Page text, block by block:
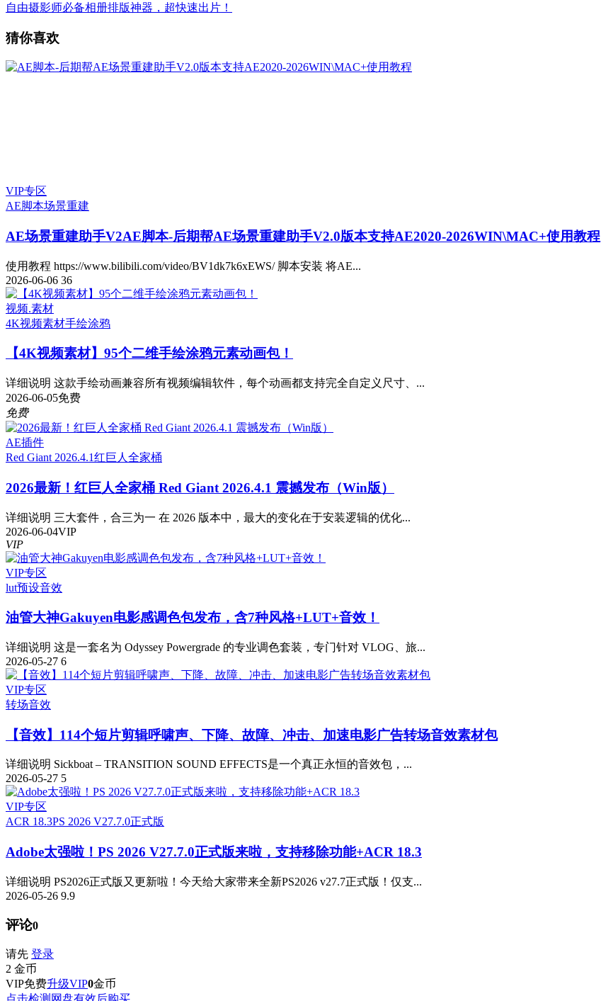
自由摄影师必备相册排版神器，超快速出片！
猜你喜欢
VIP专区
AE脚本场景重建
AE场景重建助手V2AE脚本-后期帮AE场景重建助手V2.0版本支持AE2020-2026WIN\MAC+使用教程
使用教程 https://www.bilibili.com/video/BV1dk7k6xEWS/ 脚本安装 将AE...
2026-06-06 36
视频.素材
4K视频素材手绘涂鸦
【4K视频素材】95个二维手绘涂鸦元素动画包！
详细说明 这款手绘动画兼容所有视频编辑软件，每个动画都支持完全自定义尺寸、...
2026-06-05免费
免费
AE插件
Red Giant 2026.4.1红巨人全家桶
2026最新！红巨人全家桶 Red Giant 2026.4.1 震撼发布（Win版）
详细说明 三大套件，合三为一 在 2026 版本中，最大的变化在于安装逻辑的优化...
2026-06-04VIP
VIP
VIP专区
lut预设音效
油管大神Gakuyen电影感调色包发布，含7种风格+LUT+音效！
详细说明 这是一套名为 Odyssey Powergrade 的专业调色套装，专门针对 VLOG、旅...
2026-05-27 6
VIP专区
转场音效
【音效】114个短片剪辑呼啸声、下降、故障、冲击、加速电影广告转场音效素材包
详细说明 Sickboat – TRANSITION SOUND EFFECTS是一个真正永恒的音效包，...
2026-05-27 5
VIP专区
ACR 18.3PS 2026 V27.7.0正式版
Adobe太强啦！PS 2026 V27.7.0正式版来啦，支持移除功能+ACR 18.3
详细说明 PS2026正式版又更新啦！今天给大家带来全新PS2026 v27.7正式版！仅支...
2026-05-26 9.9
评论0
请先 登录
2 金币
VIP免费升级VIP0金币